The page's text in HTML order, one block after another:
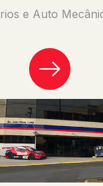
e Auto